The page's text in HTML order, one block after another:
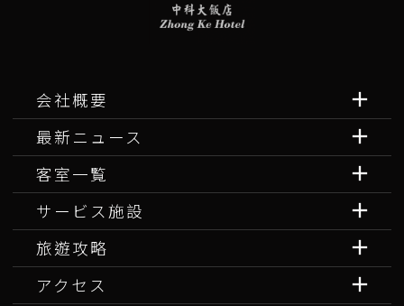
会社概要
最新ニュース
客室一覧
サービス施設
旅遊攻略
アクセス